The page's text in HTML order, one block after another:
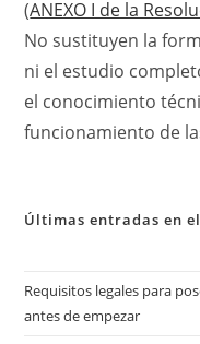
(ANEXO I de la
No sustituyen la
ni el estudio
el conocimiento
funcionamiento de
Últimas entradas en
Requisitos legales para
antes de empezar